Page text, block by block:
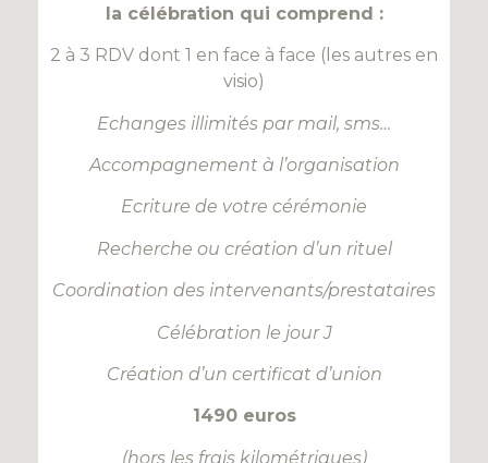
la célébration qui comprend :
2 à 3 RDV dont 1 en face à face (les autres en
visio)
Echanges illimités par mail, sms…
Accompagnement à l’organisation
Ecriture de votre cérémonie
Recherche ou création d’un rituel
Coordination des intervenants/prestataires
Célébration le jour J
Création d’un certificat d’union
1490 euros
(hors les frais kilométriques)